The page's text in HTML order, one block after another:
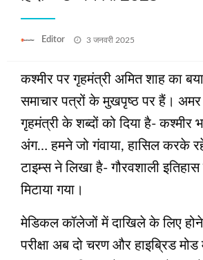
Editor
Posted
3 जनवरी 2025
कश्‍मीर पर गृहमंत्री अमित शाह का
समाचार पत्रों के मुखपृष्‍ठ पर हैं।
गृहमंत्री के शब्‍दों को दिया है- कश्‍मीर
अंग… हमने जो गंवाया, हासिल करके
टाइम्‍स ने लिखा है- गौरवशाली
मिटाया गया।
मेडिकल कॉलेजों में दाखिले के लिए होने
परीक्षा अब दो चरण और हाइब्रिड मोड